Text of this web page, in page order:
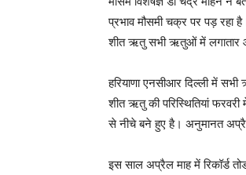
प्रभाव मौसमी चक्र पर पड़
शीत ऋतु सभी ऋतुओं में लगातार
हरियाणा एनसीआर दिल्ली में
शीत ऋतु की परिस्थितियां
से नीचे बने हुए है। अनुमानत
इस साल अप्रैल माह में रिकॉर्ड